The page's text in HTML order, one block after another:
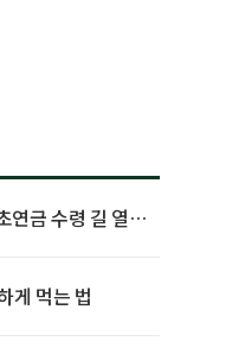
연금 수령 길 열린
게 먹는 법